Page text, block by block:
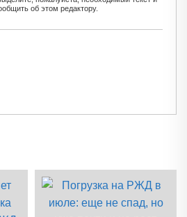
об этом редактору.